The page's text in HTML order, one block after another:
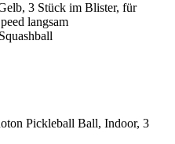
3 Stück im Blister, für
langsam